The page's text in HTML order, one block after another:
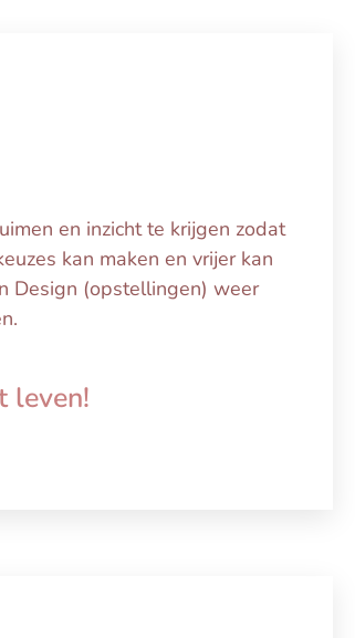
en inzicht te krijgen zodat
kan maken en vrijer kan
Design (opstellingen) weer
leven!